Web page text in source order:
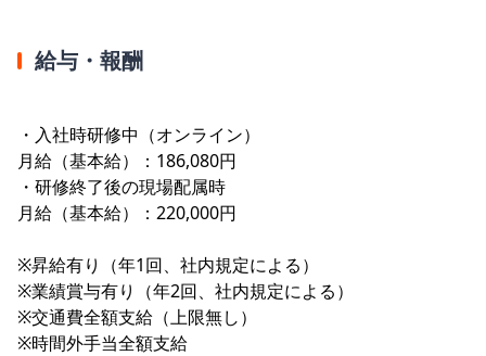
給与・報酬
・入社時研修中（オンライン）
月給（基本給）：186,080円
・研修終了後の現場配属時
月給（基本給）：220,000円
※昇給有り（年1回、社内規定による）
※業績賞与有り（年2回、社内規定による）
※交通費全額支給（上限無し）
※時間外手当全額支給